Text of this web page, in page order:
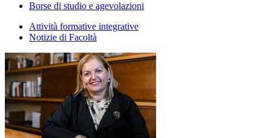
Borse di studio e agevolazioni
Attività formative integrative
Notizie di Facoltà